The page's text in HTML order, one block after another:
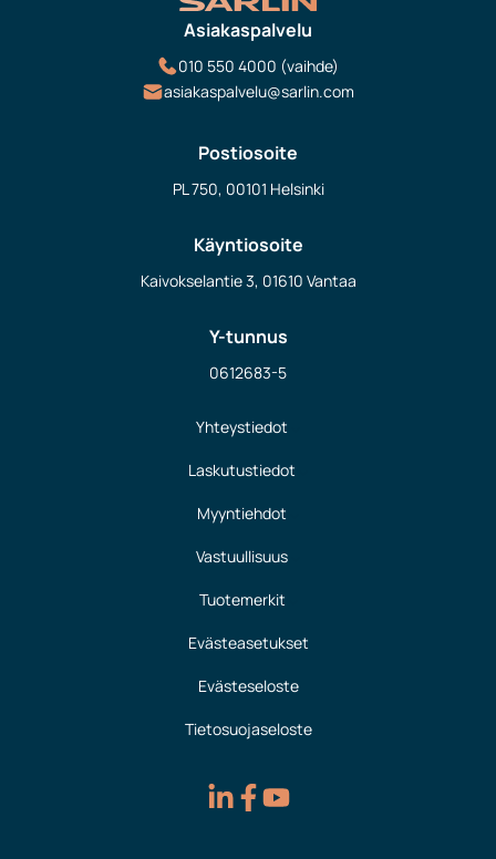
Asiakaspalvelu
010 550 4000 (vaihde)
asiakaspalvelu@sarlin.com
Postiosoite
PL 750, 00101 Helsinki
Käyntiosoite
Kaivokselantie 3, 01610 Vantaa
Y-tunnus
0612683-5
Yhteystiedot
Laskutustiedot
Myyntiehdot
Vastuullisuus
Tuotemerkit
Evästeasetukset
Evästeseloste
Tietosuojaseloste